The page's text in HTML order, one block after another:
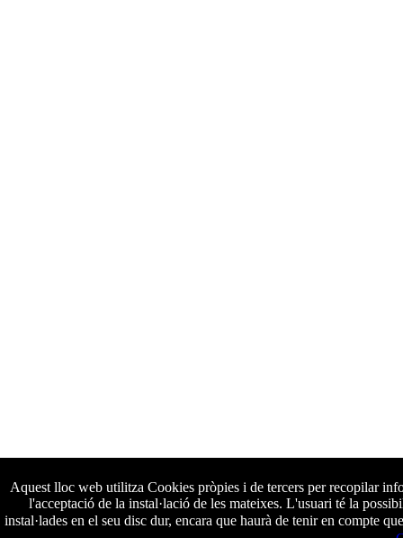
Aquest lloc web utilitza Cookies pròpies i de tercers per recopilar
l'acceptació de la instal·lació de les mateixes. L'usuari té la
instal·lades en el seu disc dur, encara que haurà de tenir en compte